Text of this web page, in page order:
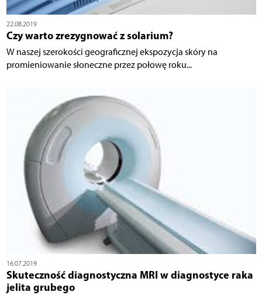
22.08.2019
Czy warto zrezygnować z solarium?
W naszej szerokości geograficznej ekspozycja skóry na
promieniowanie słoneczne przez połowę roku...
16.07.2019
Skuteczność diagnostyczna MRI w diagnostyce raka
jelita grubego